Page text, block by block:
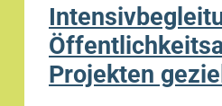
Projekten